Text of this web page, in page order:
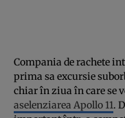
Compania de rachete
prima sa excursie
chiar în ziua în care se
aselenziarea Apollo 11.